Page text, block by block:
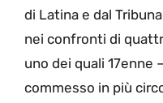
di Latina e dal
nei confronti di
uno dei quali 17enne
commesso in più